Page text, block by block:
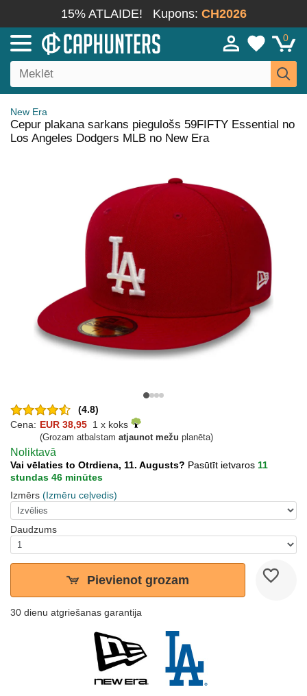
15% ATLAIDE! Kupons: CH2026
0
New Era
Cepur plakana sarkans piegulošs 59FIFTY Essential no
Los Angeles Dodgers MLB no New Era
(4.8)
Cena: EUR 38,95 1 x koks
(Grozam atbalstam atjaunot mežu planēta)
Noliktavā
Vai vēlaties to Otrdiena, 11. Augusts? Pasūtīt ietvaros 11
stundas 46 minūtes
Izmērs (Izmēru ceļvedis)
Daudzums
Pievienot grozam
30 dienu atgriešanas garantija